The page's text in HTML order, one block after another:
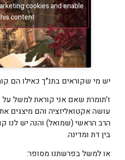
cookies and enable
content
יש מי שקוראים בתנ"ך כאילו הם
ז'תומרת שאם אני קוראת למשל על
עושה אקטואליזציה והם מיצגים
הרב הראשי (שמואל) והנה יש לנו
בין דת ומדינה.
או למשל בפרשתנו מסופר: